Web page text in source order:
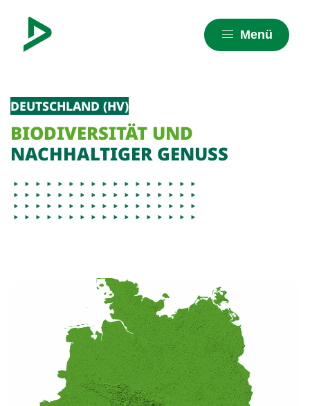
Menü
DEUTSCHLAND (HV)
BIODIVERSITÄT UND
NACHHALTIGER GENUSS